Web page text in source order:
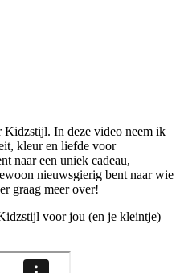
Kidzstijl. In deze video neem ik
kleur en liefde voor
naar een uniek cadeau,
nieuwsgierig bent naar wie
graag meer over!
voor jou (en je kleintje)